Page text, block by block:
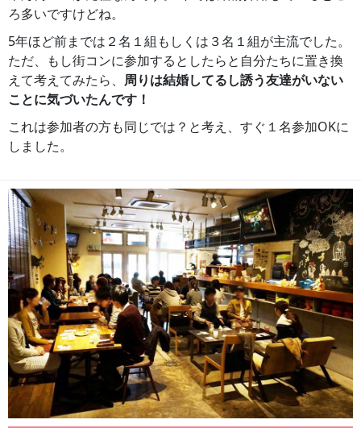
ろ多いですけどね。
5年ほど前までは２名１組もしくは３名１組が主流でした。
ただ、もし街コンに参加するとしたらと自分たちに置き換
えて考えてみたら、 周りは結婚してるし誘う友達がいない
ことに気づいたんです！
これは参加者の方も同じでは？と考え、すぐ１名参加OKに
しました。